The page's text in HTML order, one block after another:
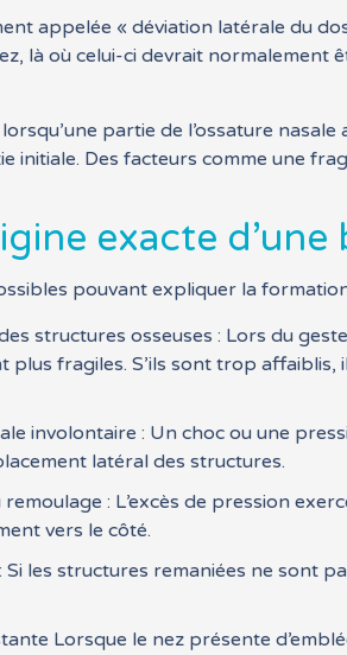
appelée « déviation latérale du
là où celui-ci devrait
partie de l’ossature
initiale. Des facteurs comme une
exacte d’une
pouvant expliquer la
structures osseuses : Lors du
fragiles. S’ils sont trop
involontaire : Un choc ou une
latéral des structures.
remoulage : L’excès de pression
vers le côté.
les structures remaniées ne sont
Lorsque le nez présente